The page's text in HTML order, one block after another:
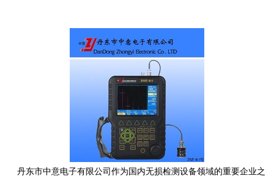
丹东市中意电子有限公司作为国内无损检测设备领域的重要企业之